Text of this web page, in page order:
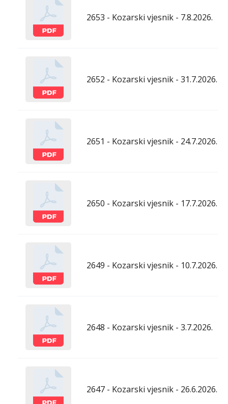
2653 - Kozarski vjesnik - 7.8.2026.
2652 - Kozarski vjesnik - 31.7.2026.
2651 - Kozarski vjesnik - 24.7.2026.
2650 - Kozarski vjesnik - 17.7.2026.
2649 - Kozarski vjesnik - 10.7.2026.
2648 - Kozarski vjesnik - 3.7.2026.
2647 - Kozarski vjesnik - 26.6.2026.